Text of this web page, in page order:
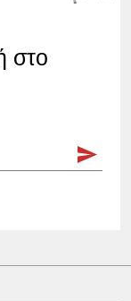
στο